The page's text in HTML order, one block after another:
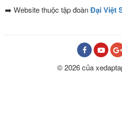
➡️ Website thuộc tập đoànĐại Việt
© 2026 của